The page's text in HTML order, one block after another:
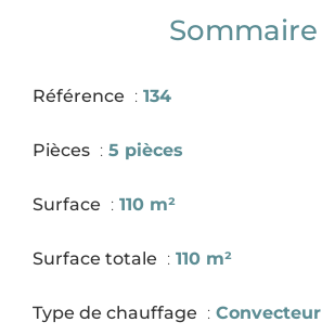
Sommaire
Référence 134
Pièces 5 pièces
Surface 110 m²
Surface totale 110 m²
Type de chauffage Convecteur